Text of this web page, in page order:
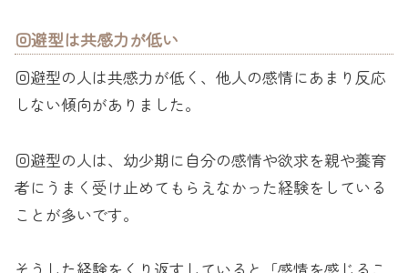
回避型は共感力が低い
回避型の人は共感力が低く、他人の感情にあまり反応
しない傾向がありました。
回避型の人は、幼少期に自分の感情や欲求を親や養育
者にうまく受け止めてもらえなかった経験をしている
ことが多いです。